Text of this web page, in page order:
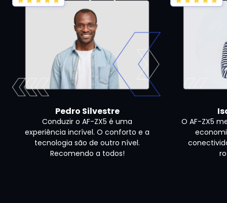
Pedro Silvestre
Conduzir o AF-ZX5 é uma
experiência incrível. O conforto e a
tecnologia são de outro nível.
Recomendo a todos!
O AF-ZX5